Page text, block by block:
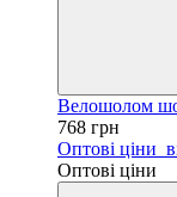
Велошолом
768 грн
Оптові ціни
Оптові ціни